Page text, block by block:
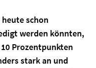
schon
werden könnten,
Prozentpunkten
stark an und